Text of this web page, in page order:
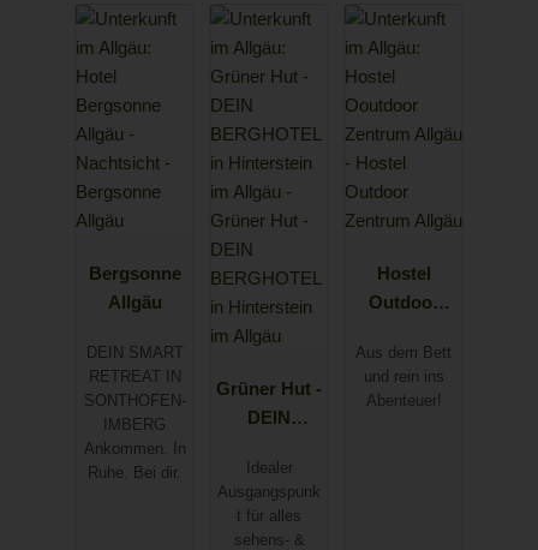
Bergsonne
Allgäu
DEIN SMART
RETREAT IN
SONTHOFEN-
IMBERG
Ankommen. In
Ruhe. Bei dir.
Grüner Hut -
DEIN
L in
Hinterstein
im Allgäu
Idealer
Ausgangspunk
t für alles
sehens- &
Hostel
Outdoor
Allgäu
Aus dem Bett
und rein ins
Abenteuer!